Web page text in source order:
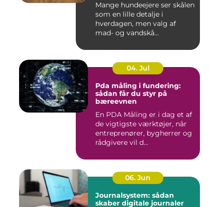
Mange hundeejere ser skålen
som en lille detalje i
hverdagen, men valg af
mad- og vandskå...
04. Jul
Pda måling i fundering:
sådan får du styr på
bæreevnen
En PDA Måling er i dag et af
de vigtigste værktøjer, når
entreprenører, bygherrer og
rådgivere vil d...
06. Jun
Journalsystem: sådan
skaber digitale journaler